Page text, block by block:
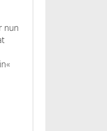
nun